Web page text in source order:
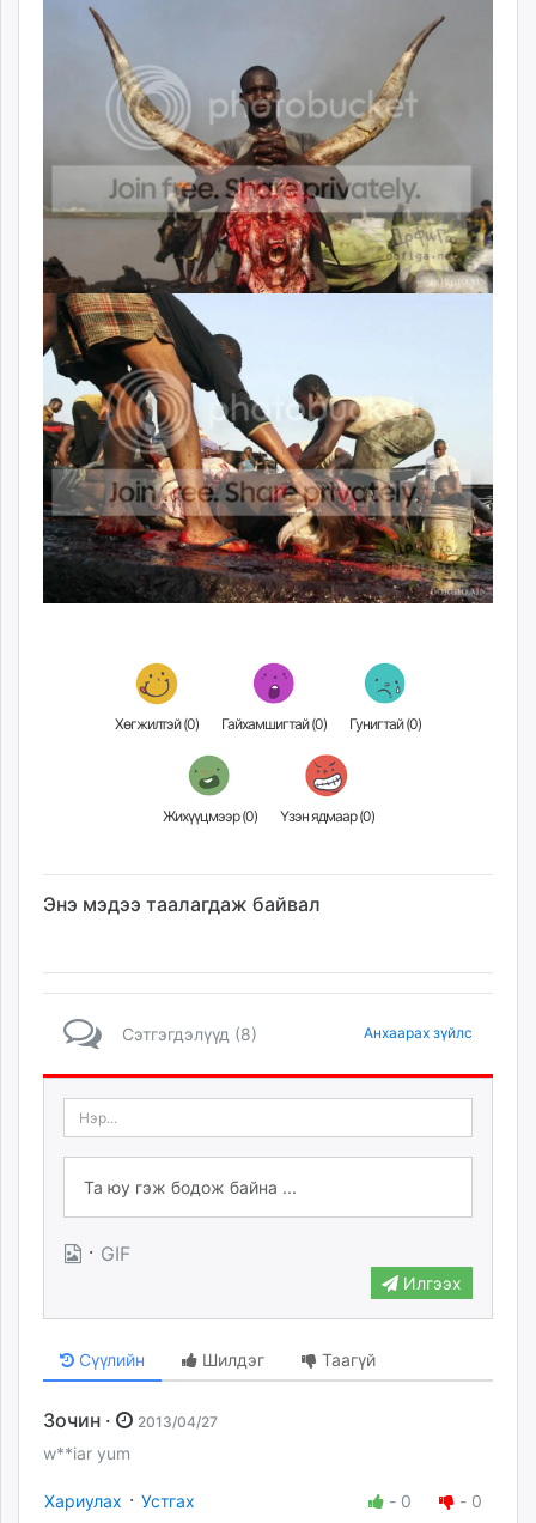
Хөгжилтэй (0) Гайхамшигтай (0) Гунигтай (0)
Жихүүцмээр (0) Үзэн ядмаар (0)
Энэ мэдээ таалагдаж байвал
Сэтгэгдэлүүд (8) Анхаарах зүйлс
· GIF
Илгээх
Сүүлийн Шилдэг Таагүй
Зочин · 2013/04/27
w**iar yum
Хариулах · Устгах - 0 - 0